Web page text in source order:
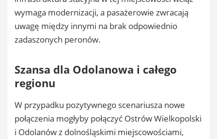
wymaga modernizacji, a pasażerowie zwracają
uwagę między innymi na brak odpowiednio
zadaszonych peronów.
Szansa dla Odolanowa i całego
regionu
W przypadku pozytywnego scenariusza nowe
połączenia mogłyby połączyć Ostrów Wielkopolski
i Odolanów z dolnośląskimi miejscowościami,